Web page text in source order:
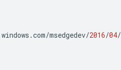
windows .com/msedgedev/2016/04/